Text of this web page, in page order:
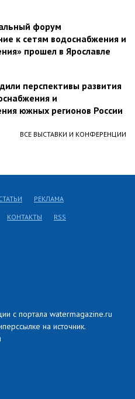
форум
к сетям водоснабжения и
прошел в Ярославле
перспективы развития
и
южных регионов России
ВСЕ ВЫСТАВКИ И КОНФЕРЕНЦИИ
с портала watermagazine.ru
на источник.
РЕКЛАМА
КОНТАКТЫ RSS